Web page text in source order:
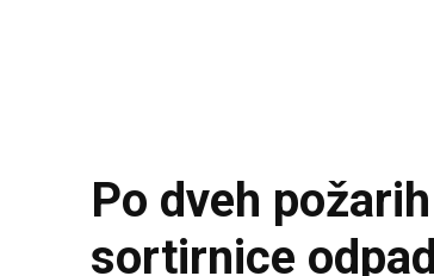
Po dveh
sortirnice